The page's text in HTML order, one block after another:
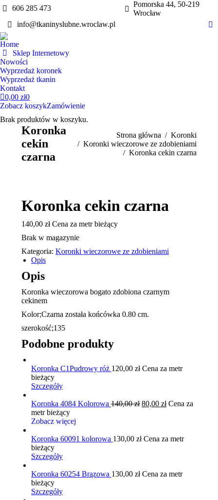
606 285 473
info@tkaninyslubne.wroclaw.pl
Pomorska 44, 50-219
Wrocław
Home
Sklep Internetowy
Nowości
Wyprzedaż koronek
Wyprzedaż tkanin
Kontakt
0,00 zł0
Zobacz koszykZamówienie
Brak produktów w koszyku.
Koronka
cekin
czarna
Strona główna
Koronki
Koronki wieczorowe ze zdobieniami
Koronka cekin czarna
Koronka cekin czarna
140,00 złCena za metr bieżący
Brak w magazynie
Kategoria: Koronki wieczorowe ze zdobieniami
Opis
Opis
Koronka wieczorowa bogato zdobiona czarnym
cekinem
Kolor;Czarna została końcówka 0.80 cm.
szerokość;135
Podobne produkty
Koronka C1Pudrowy róż 120,00 złCena za metr
bieżący
Szczegóły
Koronka 4084 Kolorowa 140,00zł Pierwotna
80,00 złAktualna
Cena za
metr bieżący
Zobacz więcej
Koronka 60091 kolorowa 130,00 złCena za metr
bieżący
Szczegóły
Koronka 60254 Brązowa 130,00 złCena za metr
bieżący
Szczegóły